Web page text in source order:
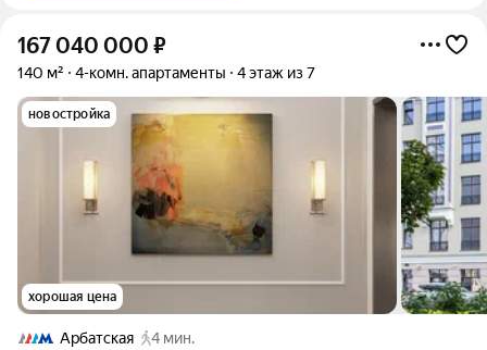
167 040 000 ₽
140 м² 4-комн. апартаменты 4 этаж из 7
новостройка
хорошая цена
Арбатская
4 мин.